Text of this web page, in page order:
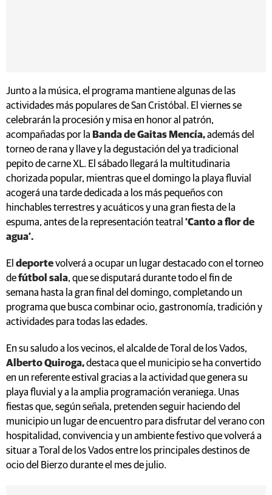
Junto a la música, el programa mantiene algunas de las
actividades más populares de San Cristóbal. El viernes se
celebrarán la procesión y misa en honor al patrón,
acompañadas por la Banda de Gaitas Mencía,además del
torneo de rana y llave y la degustación del ya tradicional
pepito de carne XL. El sábado llegará la multitudinaria
chorizada popular, mientras que el domingo la playa fluvial
acogerá una tarde dedicada a los más pequeños con
hinchables terrestres y acuáticos y una gran fiesta de la
espuma, antes de la representación teatral ‘Canto a flor de
agua’.
El deportevolverá a ocupar un lugar destacado con el torneo
defútbol sala, que se disputará durante todo el fin de
semana hasta la gran final del domingo, completando un
programa que busca combinar ocio, gastronomía, tradición y
actividades para todas las edades.
En su saludo a los vecinos, el alcalde de Toral de los Vados,
Alberto Quiroga,destaca que el municipio se ha convertido
en un referente estival gracias a la actividad que genera su
playa fluvial y a la amplia programación veraniega. Unas
fiestas que, según señala, pretenden seguir haciendo del
municipio un lugar de encuentro para disfrutar del verano con
hospitalidad, convivencia y un ambiente festivo que volverá a
situar a Toral de los Vados entre los principales destinos de
ocio del Bierzo durante el mes de julio.